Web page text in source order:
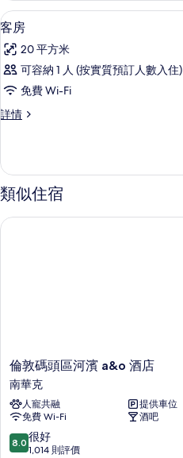
片
載
入
所
有
房
相
片
2
客房
20 平方米
可容納 1 人 (按實質預訂人數入住)
免費 Wi-Fi
詳情
客
類似住宿
倫
敦
碼
頭
區
河
濱
倫敦碼頭區河濱 a&o 酒店
南華克
人寵共融
提供車位
免費 Wi-Fi
酒吧
8.0
分
8.0 很好
1,014 則評價
倫敦碼頭區河濱 a&o 酒店